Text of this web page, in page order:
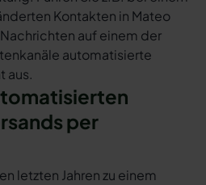
Kontakten in Mateo
auf einem der
automatisierte
aus.
per
letzten Jahren zu einem